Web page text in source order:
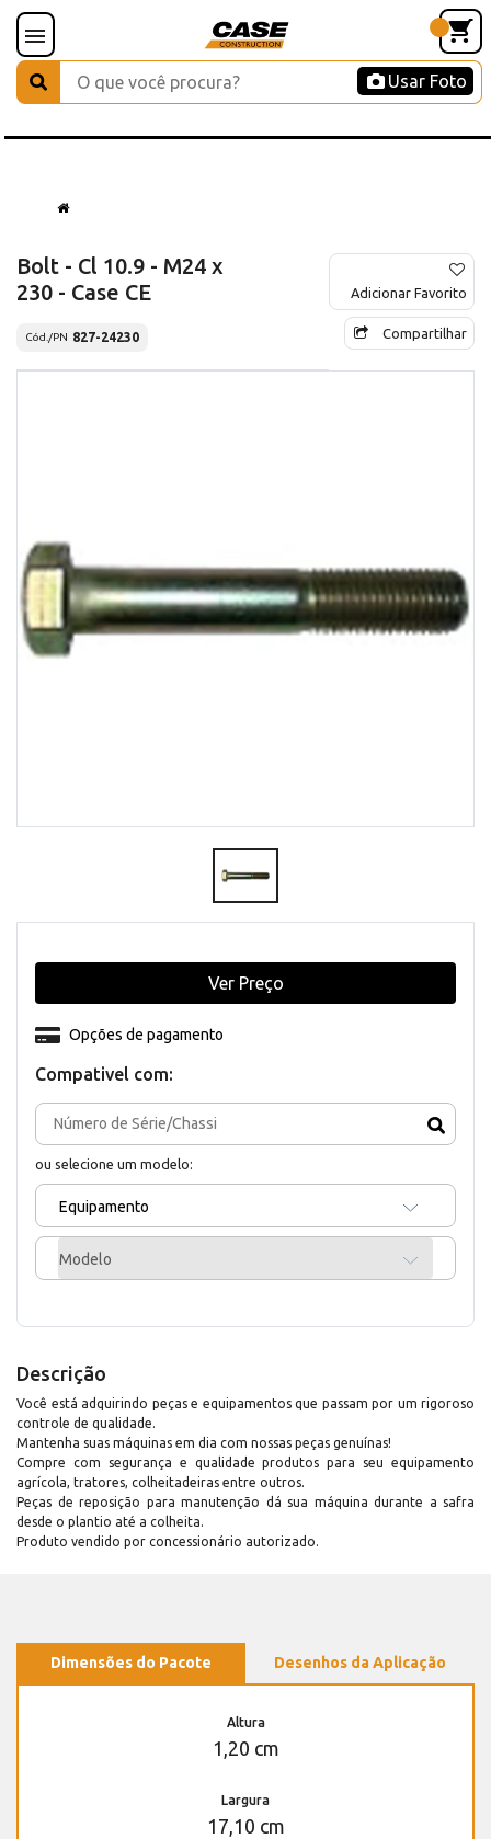
Usar Foto
Bolt - Cl 10.9 - M24 x
230 - Case CE
Cód./PN 827-24230
Adicionar Favorito
Compartilhar
Compativel com:
ou selecione um modelo:
Equipamento
Modelo
Opções de pagamento
Ver Preço
Descrição
Você está adquirindo peças e equipamentos que passam por um rigoroso
controle de qualidade.
Mantenha suas máquinas em dia com nossas peças genuínas!
Compre com segurança e qualidade produtos para seu equipamento
agrícola, tratores, colheitadeiras entre outros.
Peças de reposição para manutenção dá sua máquina durante a safra
desde o plantio até a colheita.
Produto vendido por concessionário autorizado.
Dimensões do Pacote Desenhos da Aplicação
Altura
1,20 cm
Largura
17,10 cm